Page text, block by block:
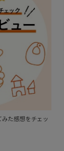
た感想をチェッ